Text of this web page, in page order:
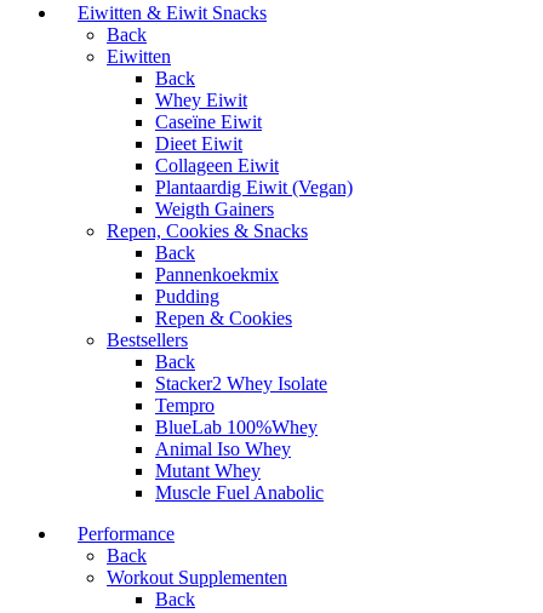
Eiwitten & Eiwit Snacks
Back
Eiwitten
Back
Whey Eiwit
Caseïne Eiwit
Dieet Eiwit
Collageen Eiwit
Plantaardig Eiwit (Vegan)
Weigth Gainers
Repen, Cookies & Snacks
Back
Pannenkoekmix
Pudding
Repen & Cookies
Bestsellers
Back
Stacker2 Whey Isolate
Tempro
BlueLab 100%Whey
Animal Iso Whey
Mutant Whey
Muscle Fuel Anabolic
Performance
Back
Workout Supplementen
Back